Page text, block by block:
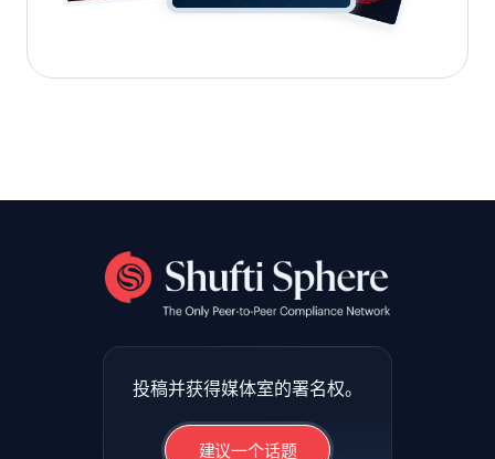
投稿并获得媒体室的署名权。
建议一个话题